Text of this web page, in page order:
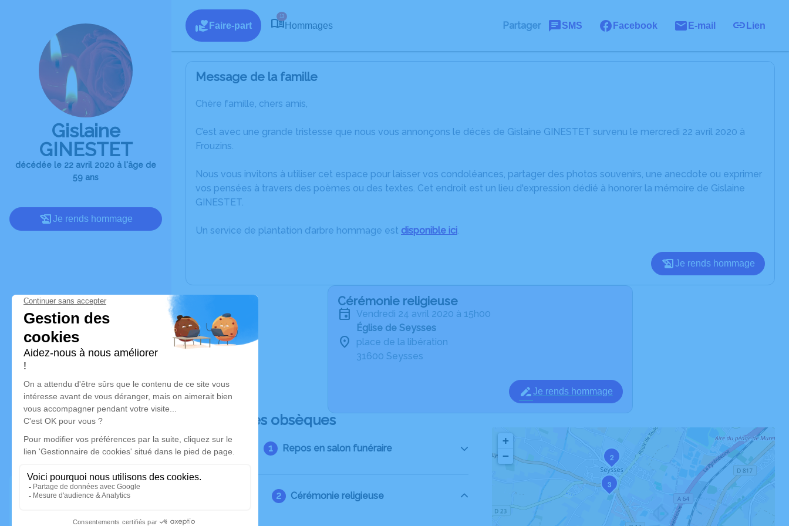
Gislaine
GINESTET
décédée le 22 avril 2020 à l'âge de
59 ans
Je rends hommage
Faire-part
13
Hommages Partager SMS Facebook E-mail Lien
Message de la famille
Chère famille, chers amis,
C’est avec une grande tristesse que nous vous annonçons le décès de Gislaine GINESTET survenu le mercredi 22 avril 2020 à
Frouzins.
Nous vous invitons à utiliser cet espace pour laisser vos condoléances, partager des photos souvenirs, une anecdote ou exprimer
vos pensées à travers des poèmes ou des textes. Cet endroit est un lieu d'expression dédié à honorer la mémoire de Gislaine
GINESTET.
Un service de plantation d’arbre hommage est disponible ici.
Je rends hommage
Cérémonie religieuse
vendredi 24 avril 2020 à 15h00
Église de Seysses
place de la libération
31600 Seysses
Je rends hommage
Déroulé des obsèques
Repos en salon funéraire
Cérémonie religieuse
2
3
+
−